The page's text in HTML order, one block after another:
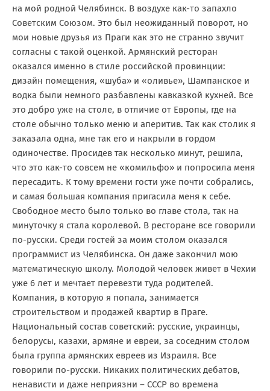
на мой родной Челябинск. В воздухе как-то запахло
Советским Союзом. Это был неожиданный поворот, но
мои новые друзья из Праги как это не странно звучит
согласны с такой оценкой. Армянский ресторан
оказался именно в стиле российской провинции:
дизайн помещения, «шуба» и «оливье», Шампанское и
водка были немного разбавлены кавказкой кухней. Все
это добро уже на столе, в отличие от Европы, где на
столе обычно только меню и аперитив. Так как столик я
заказала одна, мне так его и накрыли в гордом
одиночестве. Просидев так несколько минут, решила,
что это как-то совсем не «комильфо» и попросила меня
пересадить. К тому времени гости уже почти собрались,
и самая большая компания пригасила меня к себе.
Свободное место было только во главе стола, так на
минуточку я стала королевой. В ресторане все говорили
по-русски. Среди гостей за моим столом оказался
программист из Челябинска. Он даже закончил мою
математическую школу. Молодой человек живет в Чехии
уже 6 лет и мечтает перевезти туда родителей.
Компания, в которую я попала, занимается
строительством и продажей квартир в Праге.
Национальный состав советский: русские, украинцы,
белорусы, казахи, армяне и евреи, за соседним столом
была группа армянских евреев из Израиля. Все
говорили по-русски. Никаких политических дебатов,
ненависти и даже неприязни – СССР во времена